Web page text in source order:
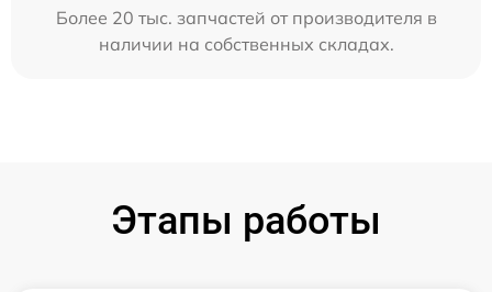
Более 20 тыс. запчастей от производителя в
наличии на собственных складах.
Этапы работы